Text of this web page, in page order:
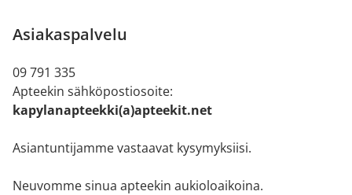
Asiakaspalvelu
09 791 335
Apteekin sähköpostiosoite:
kapylanapteekki(a)apteekit.net
Asiantuntijamme vastaavat kysymyksiisi.
Neuvomme sinua apteekin aukioloaikoina.